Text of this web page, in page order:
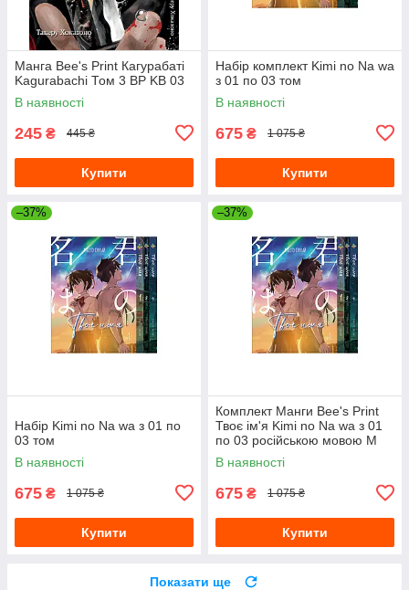
Манга Bee's Print Кагурабаті
Kagurabachi Том 3 BP KB 03
В наявності
245 ₴ 445 ₴
Купити
Набір комплект Kimi no Na wa
з 01 по 03 том
В наявності
675 ₴ 1 075 ₴
Купити
–37%
Набір Kimi no Na wa з 01 по
03 том
В наявності
675 ₴ 1 075 ₴
Купити
–37%
Комплект Манги Bee's Print
Твоє ім'я Kimi no Na wa з 01
по 03 російською мовою M
KNNWSET 01
В наявності
675 ₴ 1 075 ₴
Купити
Показати ще